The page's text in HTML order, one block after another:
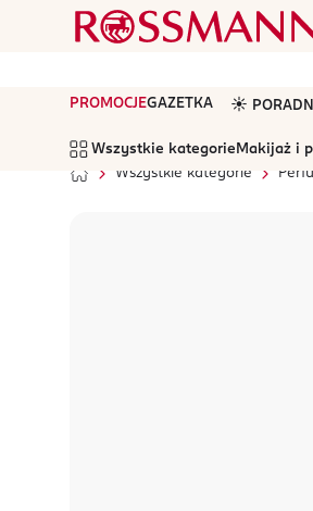
PROMOCJEGAZETKA ☀️
Wszystkie kategorie Makijaż i
Wszystkie kategorie